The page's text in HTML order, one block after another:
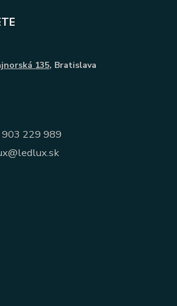
135, Bratislava
229 989